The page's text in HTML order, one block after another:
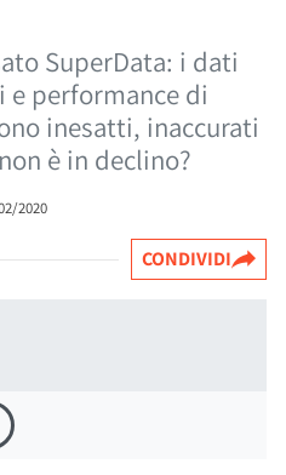
SuperData: i dati
performance di
inesatti, inaccurati
è in declino?
2020
CONDIVIDI